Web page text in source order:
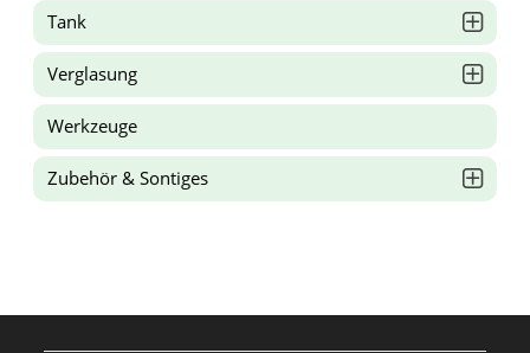
Tank
Verglasung
Werkzeuge
Zubehör & Sontiges